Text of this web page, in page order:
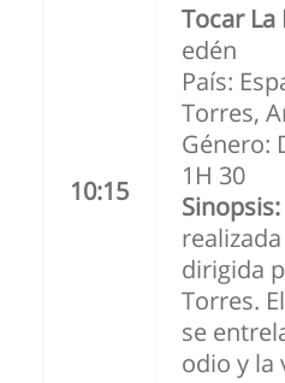
10:15
Tocar La
edén
País:
Torres,
Género:
1H 30
Sinopsis:
dirigida
Torres.
se
odio y la